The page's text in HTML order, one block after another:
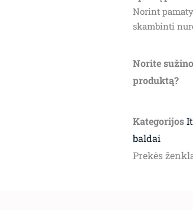
Norint
skambinti
Norite
produktą?
Kategorijos
baldai
Prekės